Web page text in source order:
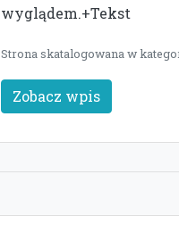
wyglądem.+Tekst
Strona skatalogowana w
Zobacz wpis